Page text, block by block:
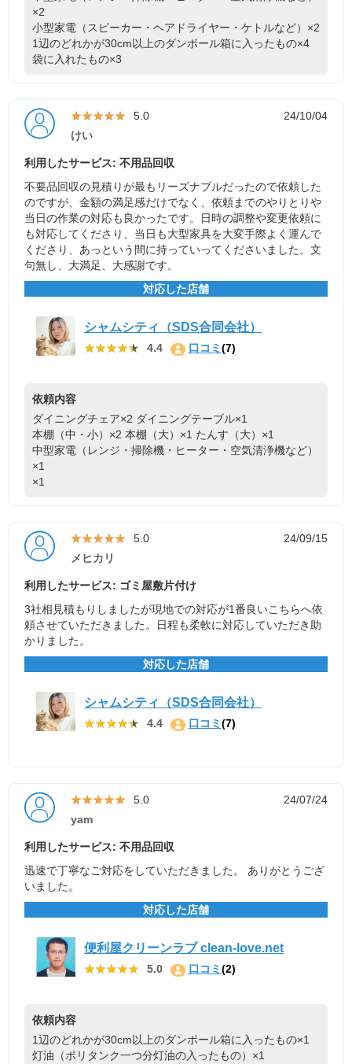
×2
小型家電（スピーカー・ヘアドライヤー・ケトルなど）×2
1辺のどれかが30cm以上のダンボール箱に入ったもの×4
袋に入れたもの×3
★★★★★
★★★★★ 5.0
24/10/04
けい
利用したサービス: 不用品回収
不要品回収の見積りが最もリーズナブルだったので依頼した
のですが、金額の満足感だけでなく、依頼までのやりとりや
当日の作業の対応も良かったです。日時の調整や変更依頼に
も対応してくださり、当日も大型家具を大変手際よく運んで
くださり、あっという間に持っていってくださいました。文
句無し、大満足、大感謝です。
対応した店舗
シャムシティ（SDS合同会社）
★★★★★
★★★★★ 4.4 口コミ(7)
依頼内容
ダイニングチェア×2 ダイニングテーブル×1
本棚（中・小）×2 本棚（大）×1 たんす（大）×1
中型家電（レンジ・掃除機・ヒーター・空気清浄機など）
×1
×1
★★★★★
★★★★★ 5.0
24/09/15
メヒカリ
利用したサービス: ゴミ屋敷片付け
3社相見積もりしましたが現地での対応が1番良いこちらへ依
頼させていただきました。日程も柔軟に対応していただき助
かりました。
対応した店舗
シャムシティ（SDS合同会社）
★★★★★
★★★★★ 4.4 口コミ(7)
★★★★★
★★★★★ 5.0
24/07/24
yam
利用したサービス: 不用品回収
迅速で丁寧なご対応をしていただきました。 ありがとうござ
いました。
対応した店舗
便利屋クリーンラブ clean-love.net
★★★★★
★★★★★ 5.0 口コミ(2)
依頼内容
1辺のどれかが30cm以上のダンボール箱に入ったもの×1
灯油（ポリタンク一つ分灯油の入ったもの）×1